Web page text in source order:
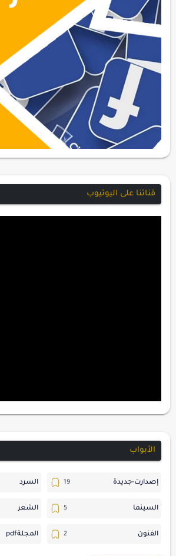
قناتنا على اليوتيوب
الأبواب
إصدارت-جديدة السرد
السينما الشعر
الفنون المجلةpdf